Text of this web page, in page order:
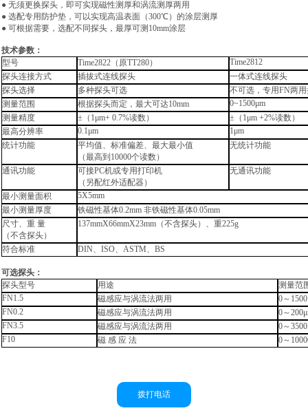
● 无须更换探头， 即可实现磁性测厚和涡流测厚两用
● 选配专用防护垫， 可以实现高温表面（300℃）的涂层测厚
● 可根据需要， 选配不同探头， 最厚可测10mm涂层
技术参数：
型号
Time2822 （原TT280）
Time2812
探头连接方式
插拔式连线探头
一体式连线探头
探头选择
多种探头可选 不可选，专用FN两
测量范围
根据探头而定，最大可达10mm
0~1500μm
测量精度
± （ 1μm+ 0.7%读数） ± （ 1μm +2%读数）
最高分辨率
0.1μm
1μm
统计功能
平均值、标准偏差、最大最小值
（最高到 10000个读数）
无统计功能
通讯功能 可接PC机或专用打印机
（另配红外适配器）
无通讯功能
最小测量面积
5X5mm
最小测量厚度
铁磁性基体0.2mm非铁磁性基体0.05mm
尺寸、重 量
（不含探头）
137mmX66mmX23mm （不含探头）、重225g
符合标准 DIN、ISO、ASTM、BS
可选探头：
探头型号
用途
测量范
FN1.5
磁感应与涡流法两用 0～
FN0.2
磁感应与涡流法两用 0～
FN3.5
磁感应与涡流法两用 0～
F10
磁 感 应 法 0～
拨打电话